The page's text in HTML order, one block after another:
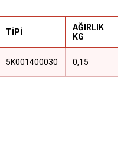
TİPİ
AĞIRLIK
KG
5K001400030 0,15